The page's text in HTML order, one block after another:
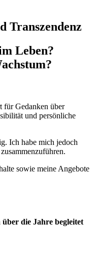
Transzendenz
Leben?
für Gedanken über
und persönliche
Ich habe mich jedoch
sowie meine Angebote
die Jahre begleitet